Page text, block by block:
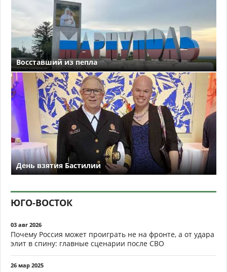
Восставший из пепла
День взятия Бастилии
ЮГО-ВОСТОК
03 авг 2026
Почему Россия может проиграть не на фронте, а от удара
элит в спину: главные сценарии после СВО
26 мар 2025